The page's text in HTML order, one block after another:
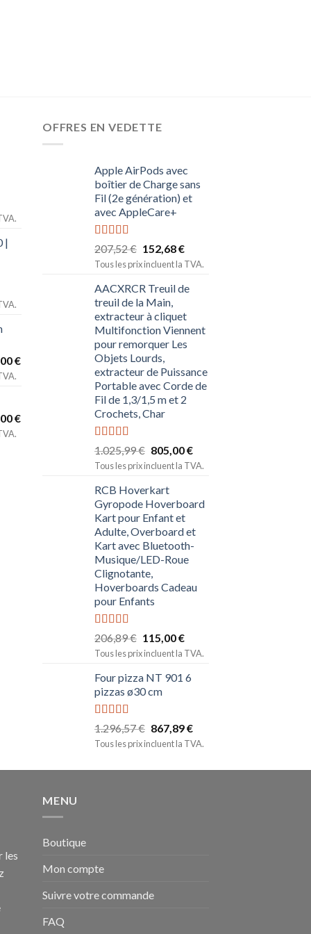
|
€
€
OFFRES EN VEDETTE
Apple AirPods avec
boîtier de Charge sans
Fil (2e génération) et
avec AppleCare+
Note5.00
sur 5
207,52€ 152,68€
Tous les prix incluent la TVA.
AACXRCR Treuil de
treuil de la Main,
extracteur à cliquet
Multifonction Viennent
pour remorquer Les
Objets Lourds,
extracteur de Puissance
Portable avec Corde de
Fil de 1,3/1,5 m et 2
Crochets, Char
Note5.00
1.025,99€ 805,00€
Tous les prix incluent la TVA.
RCB Hoverkart
Gyropode Hoverboard
Kart pour Enfant et
Adulte, Overboard et
Kart avec Bluetooth-
Musique/LED-Roue
Clignotante,
Hoverboards Cadeau
pour Enfants
Note5.00
sur 5
206,89€ 115,00€
Tous les prix incluent la TVA.
Four pizza NT 901 6
pizzas ø30 cm
Note5.00
1.296,57€ 867,89€
Tous les prix incluent la TVA.
les
MENU
Boutique
Mon compte
Suivre votre commande
FAQ